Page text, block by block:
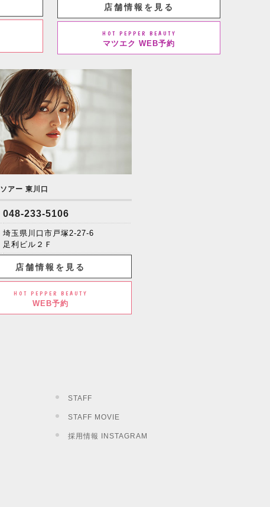
店舗情報を見る
HOT PEPPER BEAUTY
マツエク WEB予約
ソアー 東川口
048-233-5106
埼玉県川口市戸塚2-27-6
足利ビル２Ｆ
店舗情報を見る
HOT PEPPER BEAUTY
WEB予約
STAFF
STAFF MOVIE
採用情報 INSTAGRAM